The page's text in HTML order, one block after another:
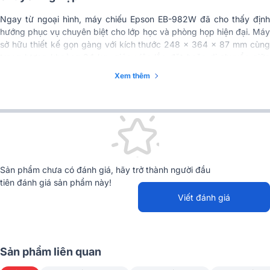
Ngay từ ngoại hình, máy chiếu Epson EB-982W đã cho thấy định
hướng phục vụ chuyên biệt cho lớp học và phòng họp hiện đại. Máy
sở hữu thiết kế gọn gàng với kích thước 248 x 364 x 87 mm cùng
Xem thêm
Sản phẩm chưa có đánh giá, hãy trở thành người đầu
tiên đánh giá sản phẩm này!
Viết đánh giá
Sản phẩm liên quan